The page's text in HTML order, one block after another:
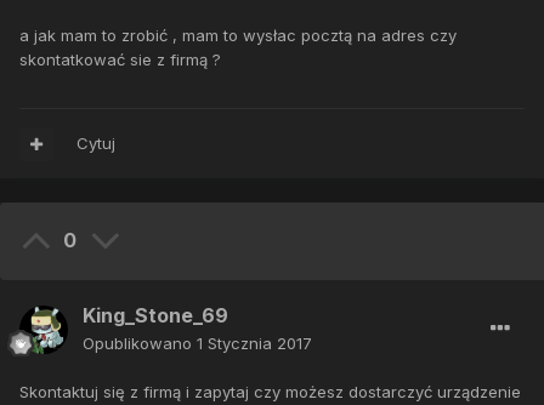
a jak mam to zrobić , mam to wysłac pocztą na adres czy
skontatkować sie z firmą ?
Cytuj
0
King_Stone_69
Opublikowano 1 Stycznia 2017
Skontaktuj się z firmą i zapytaj czy możesz dostarczyć urządzenie